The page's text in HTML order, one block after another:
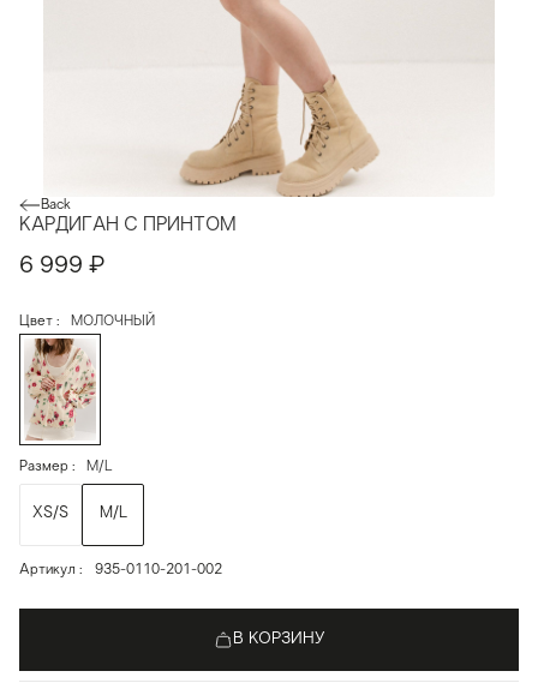
Back
КАРДИГАН С ПРИНТОМ
6 999 ₽
Цвет МОЛОЧНЫЙ
Размер M/L
XS/S M/L
Артикул 935-0110-201-002
В КОРЗИНУ